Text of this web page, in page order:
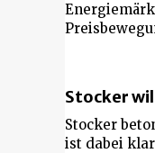
Stocker
Stocker
ist dabei